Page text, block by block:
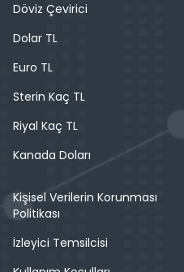
Döviz Çevirici
Dolar TL
Euro TL
Sterin Kaç TL
Riyal Kaç TL
Kanada Doları
Kişisel Verilerin Korunması
Politikası
İzleyici Temsilcisi